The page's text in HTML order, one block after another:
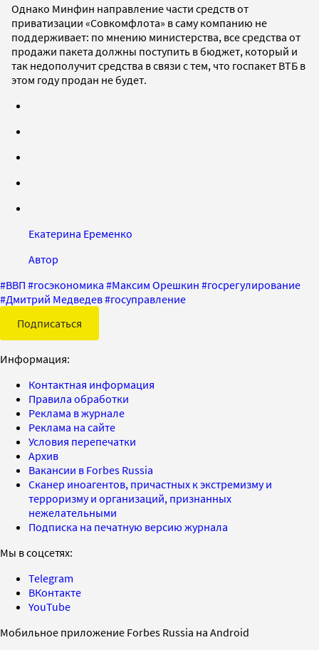
Однако Минфин направление части средств от
приватизации «Совкомфлота» в саму компанию не
поддерживает: по мнению министерства, все средства от
продажи пакета должны поступить в бюджет, который и
так недополучит средства в связи с тем, что госпакет ВТБ в
этом году продан не будет.
Екатерина Еременко
Автор
#ВВП #госэкономика #Максим Орешкин #госрегулирование
#Дмитрий Медведев#госуправление
Подписаться
Информация:
Контактная информация
Правила обработки
Реклама в журнале
Реклама на сайте
Условия перепечатки
Архив
Вакансии в Forbes Russia
Сканер иноагентов, причастных к экстремизму и
терроризму и организаций, признанных
нежелательными
Подписка на печатную версию журнала
Мы в соцсетях:
Telegram
ВКонтакте
YouTube
Мобильное приложение Forbes Russia на Android